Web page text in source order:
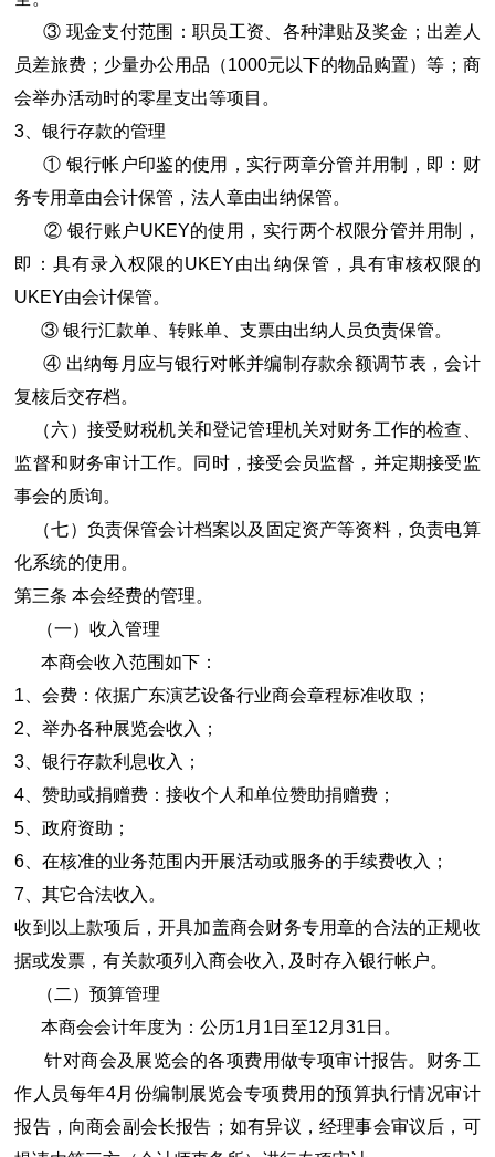
③ 现金支付范围：职员工资、各种津贴及奖金；出差人
员差旅费；少量办公用品（1000元以下的物品购置）等；商
会举办活动时的零星支出等项目。
3、银行存款的管理
① 银行帐户印鉴的使用，实行两章分管并用制，即：财
务专用章由会计保管，法人章由出纳保管。
② 银行账户UKEY的使用，实行两个权限分管并用制，
即：具有录入权限的UKEY由出纳保管，具有审核权限的
UKEY由会计保管。
③ 银行汇款单、转账单、支票由出纳人员负责保管。
④ 出纳每月应与银行对帐并编制存款余额调节表，会计
复核后交存档。
（六）接受财税机关和登记管理机关对财务工作的检查、
监督和财务审计工作。同时，接受会员监督，并定期接受监
事会的质询。
（七）负责保管会计档案以及固定资产等资料，负责电算
化系统的使用。
第三条 本会经费的管理。
（一）收入管理
本商会收入范围如下：
1、会费：依据广东演艺设备行业商会章程标准收取；
2、举办各种展览会收入；
3、银行存款利息收入；
4、赞助或捐赠费：接收个人和单位赞助捐赠费；
5、政府资助；
6、在核准的业务范围内开展活动或服务的手续费收入；
7、其它合法收入。
收到以上款项后，开具加盖商会财务专用章的合法的正规收
据或发票，有关款项列入商会收入, 及时存入银行帐户。
（二）预算管理
本商会会计年度为：公历1月1日至12月31日。
针对商会及展览会的各项费用做专项审计报告。财务工
作人员每年4月份编制展览会专项费用的预算执行情况审计
报告，向商会副会长报告；如有异议，经理事会审议后，可